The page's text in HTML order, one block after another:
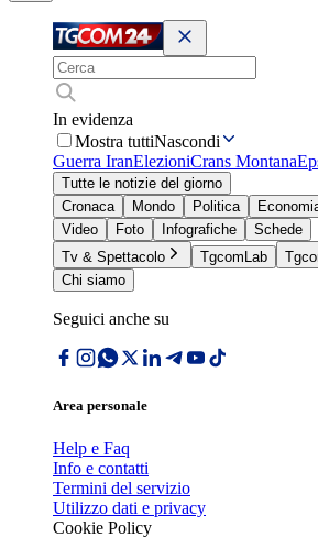
In evidenza
Mostra tuttiNascondi
Guerra IranElezioniCrans Montana
Tutte le notizie del giorno
Cronaca
Mondo Politica
Video
Foto Infografiche
Schede
Tv & Spettacolo
TgcomLab
Chi siamo
Seguici anche su
Area personale
Help e Faq
Info e contatti
Termini del servizio
Utilizzo dati e privacy
Cookie Policy